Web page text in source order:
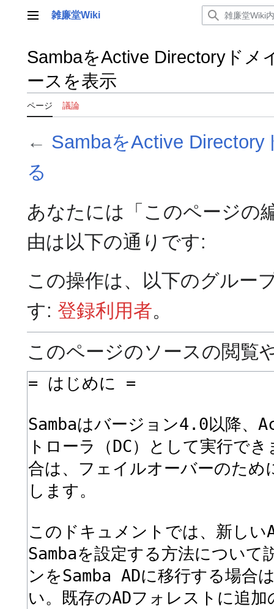
メインメニュー
雑廉堂Wiki
SambaをActive Directoryド
ースを表示
ページ 議論
← SambaをActive
る
あなたには「このページの
由は以下の通りです:
この操作は、以下のグルー
す: 登録利用者。
このページのソースの閲覧